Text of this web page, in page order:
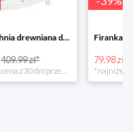
Bino Kuchnia drewniana dla dzieci Provence
409.99 zł* 79.98 zł